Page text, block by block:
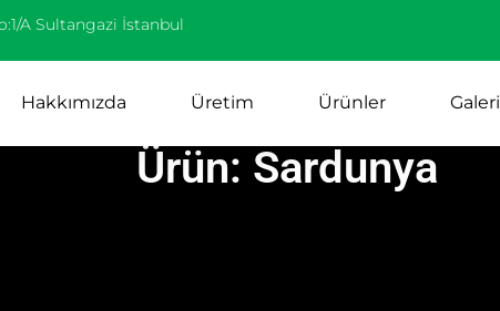
A Sultangazi İstanbul
Hakkımızda Üretim Ürünler Galeri
Ürün: Sardunya